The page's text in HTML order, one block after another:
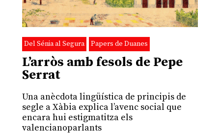
Del Sénia al Segura Papers de Duanes
L’arròs amb fesols de Pepe
Serrat
Una anècdota lingüística de principis de
segle a Xàbia explica l’avenc social que
encara hui estigmatitza els
valencianoparlants